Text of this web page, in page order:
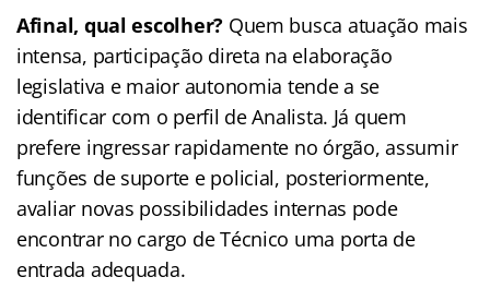
Afinal, qual escolher? Quem busca atuação mais
intensa, participação direta na elaboração
legislativa e maior autonomia tende a se
identificar com o perfil de Analista. Já quem
prefere ingressar rapidamente no órgão, assumir
funções de suporte e policial, posteriormente,
avaliar novas possibilidades internas pode
encontrar no cargo de Técnico uma porta de
entrada adequada.